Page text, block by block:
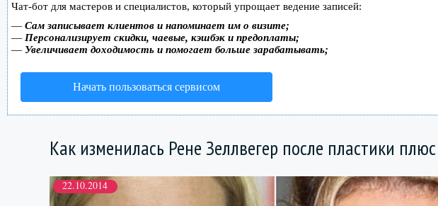
Чат-бот для мастеров и специалистов, который упрощает ведение записей:
— Сам записывает клиентов и напоминает им о визите;
— Персонализирует скидки, чаевые, кэшбэк и предоплаты;
— Увеличивает доходимость и помогает больше зарабатывать;
Начать пользоваться сервисом
Как изменилась Рене Зеллвегер после пластики
22.10.2014